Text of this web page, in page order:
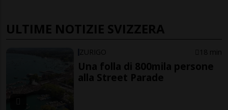
ULTIME NOTIZIE SVIZZERA
ZURIGO 18 min
Una folla di 800mila persone
alla Street Parade